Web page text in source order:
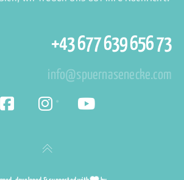
+43 677 639 656 73
info@spuernasenecke.com